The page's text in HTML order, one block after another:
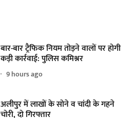
बार-बार ट्रैफिक नियम तोड़ने वालों पर होगी
कड़ी कार्रवाई: पुलिस कमिश्नर
9 hours ago
अलीपुर में लाखों के सोने व चांदी के गहने
चोरी, दो गिरफ्तार